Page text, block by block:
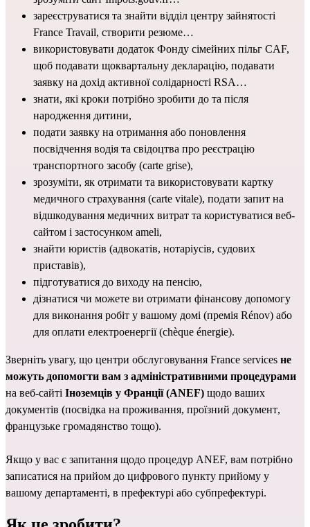
зареєструватися та знайти відділ центру зайнятості
France Travail, створити резюме…
використовувати додаток Фонду сімейних пільг CAF,
щоб подавати щоквартальну декларацію, подавати
заявку на дохід активної солідарності RSA…
знати, які кроки потрібно зробити до та після
народження дитини,
подати заявку на отримання або поновлення
посвідчення водія та свідоцтва про реєстрацію
транспортного засобу (carte grise),
зрозуміти, як отримати та використовувати картку
медичного страхування (carte vitale), подати запит на
відшкодування медичних витрат та користуватися веб-
сайтом і застосунком ameli,
знайти юристів (адвокатів, нотаріусів, судових
приставів),
підготуватися до виходу на пенсію,
дізнатися чи можете ви отримати фінансову допомогу
для виконання робіт у вашому домі (премія Rénov) або
для оплати електроенергії (chèque énergie).
Зверніть увагу, що центри обслуговування France services не
на веб-сайті Іноземців у Франції (ANEF) щодо ваших
документів (посвідка на проживання, проїзний документ
французьке громадянство тощо).
Якщо у вас є запитання щодо процедур ANEF, вам потрібно
записатися на прийом до цифрового пункту прийому у
вашому департаменті, в префектурі або субпрефектурі.